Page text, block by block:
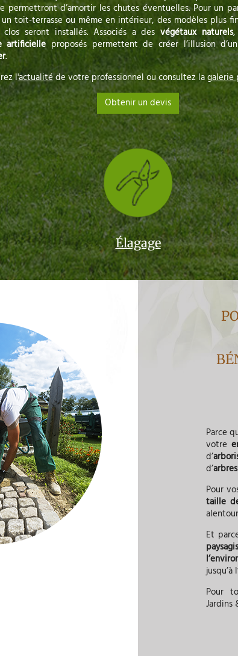
permettront d’amortir les chutes éventuelles. Pour un
toit-terrasse ou même en intérieur, des modèles plus
clos seront installés. Associés a desvégétaux naturels
artificielleproposés permettent de créer l’illusion
.
l'actualitéde votre professionnel ou consultez lagalerie
Obtenir un devis
Élagage
Parce
votre
d’
d’arbres
Pour
taille
Et
jusqu’à
Pour
Jardins